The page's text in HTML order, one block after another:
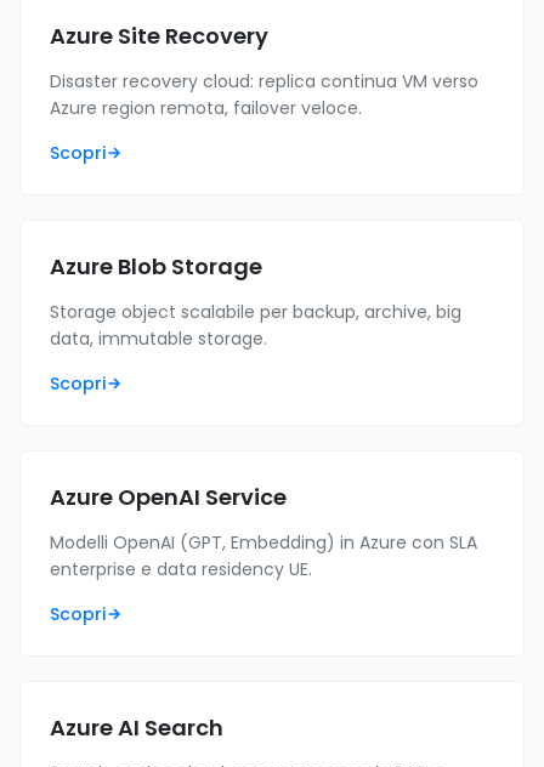
Azure Site Recovery
Disaster recovery cloud: replica continua VM verso
Azure region remota, failover veloce.
Scopri
Azure Blob Storage
Storage object scalabile per backup, archive, big
data, immutable storage.
Scopri
Azure OpenAI Service
Modelli OpenAI (GPT, Embedding) in Azure con SLA
enterprise e data residency UE.
Scopri
Azure AI Search